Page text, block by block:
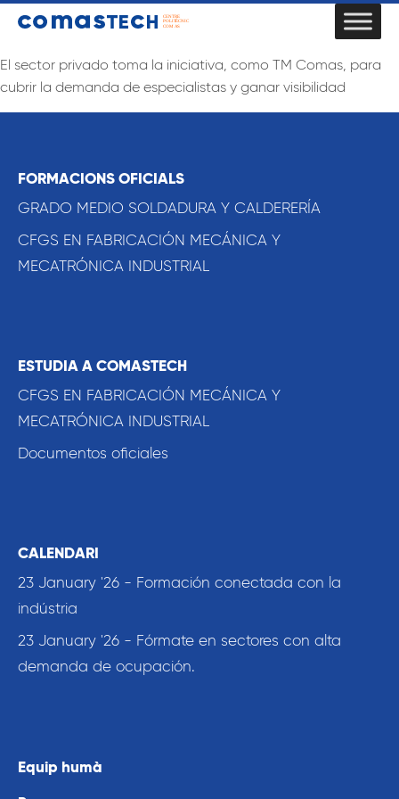
El sector privado toma la iniciativa, como TM Comas, para
cubrir la demanda de especialistas y ganar visibilidad
FORMACIONS OFICIALS
GRADO MEDIO SOLDADURA Y CALDERERÍA
CFGS EN FABRICACIÓN MECÁNICA Y
MECATRÓNICA INDUSTRIAL
ESTUDIA A COMASTECH
CFGS EN FABRICACIÓN MECÁNICA Y
MECATRÓNICA INDUSTRIAL
Documentos oficiales
CALENDARI
23 January '26 - Formación conectada con la
indústria
23 January '26 - Fórmate en sectores con alta
demanda de ocupación.
Equip humà